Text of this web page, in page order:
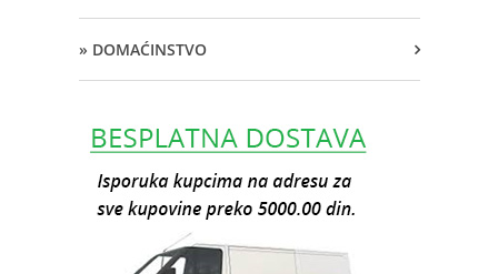
» DOMAĆINSTVO